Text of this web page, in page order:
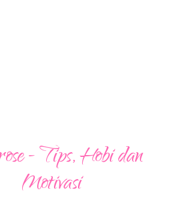
- Tips, Hobi dan
Motivasi